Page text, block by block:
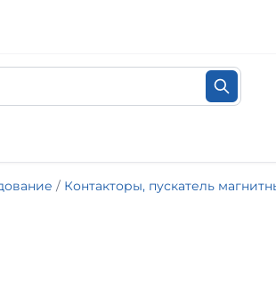
/ Контакторы, пускатель